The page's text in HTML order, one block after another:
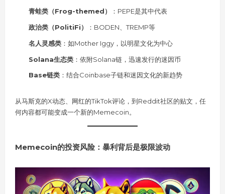
青蛙类（Frog-themed）
：PEPE是其中代表
政治类（PolitiFi）
：BODEN、TREMP等
名人灵感类 ：如Mother Iggy，以明星文化为中心
Solana生态类 ：依附Solana链，迅速发行的迷因币
Base链类 ：结合Coinbase子链和迷因文化的新趋势
从马斯克的X动态、网红的TikTok评论，到Reddit社区的贴文，任
何内容都可能变成一个新的Memecoin。
Memecoin的投资风险：暴利背后是极限波动